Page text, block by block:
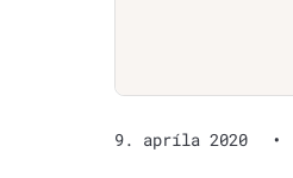
9. apríla 2020 •